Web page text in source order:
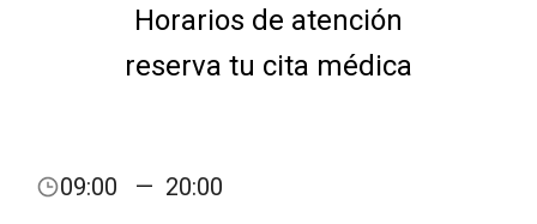
Horarios de atención
reserva tu cita médica
09:00 — 20:00